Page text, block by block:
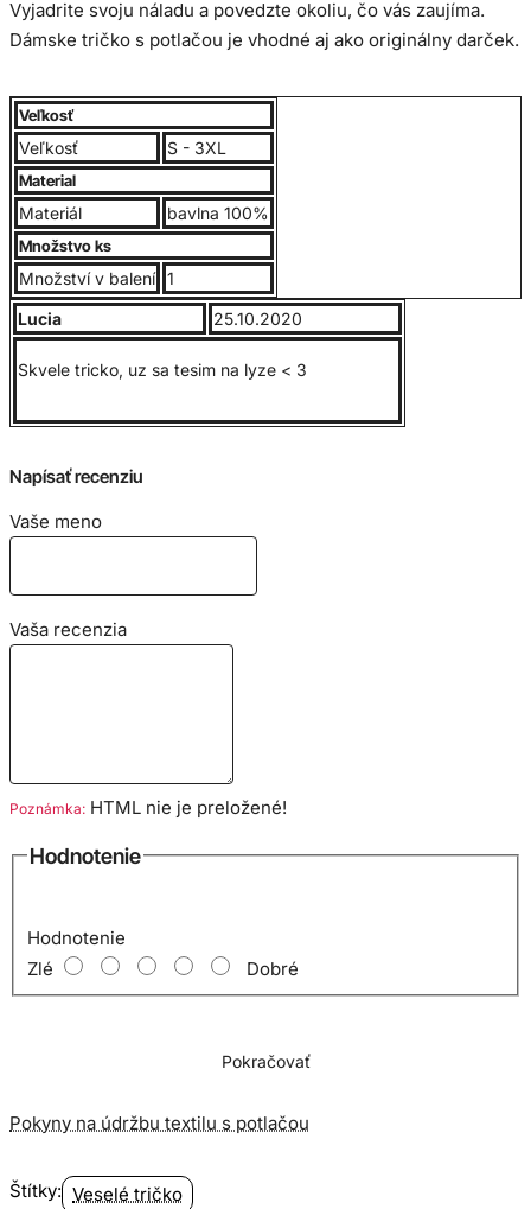
Vyjadrite svoju náladu a povedzte okoliu, čo vás zaujíma.
Dámske tričko s potlačou je vhodné aj ako originálny darček.
Dámske tričko vyššej gramáže 190 g/m² je vyrobené zo 100
% bavlny. Má krátke rukávy, lem okolo krku s elastanom a
príjemný strih na bežné nosenie.
Potlač je realizovaná technológiou DTF.
Veľkostná tabuľka v cm:
Veľkosť
Veľkosť S - 3XL
Material
Materiál bavlna 100%
Množstvo ks
Množství v balení 1
Lucia
25.10.2020
Skvele tricko, uz sa tesim na lyze < 3
Napísať recenziu
Vaše meno
Vaša recenzia
Poznámka: HTML nie je preložené!
Hodnotenie
Hodnotenie
Zlé
Dobré
Pokračovať
Pokyny na údržbu textilu s potlačou
Štítky: Veselé tričko